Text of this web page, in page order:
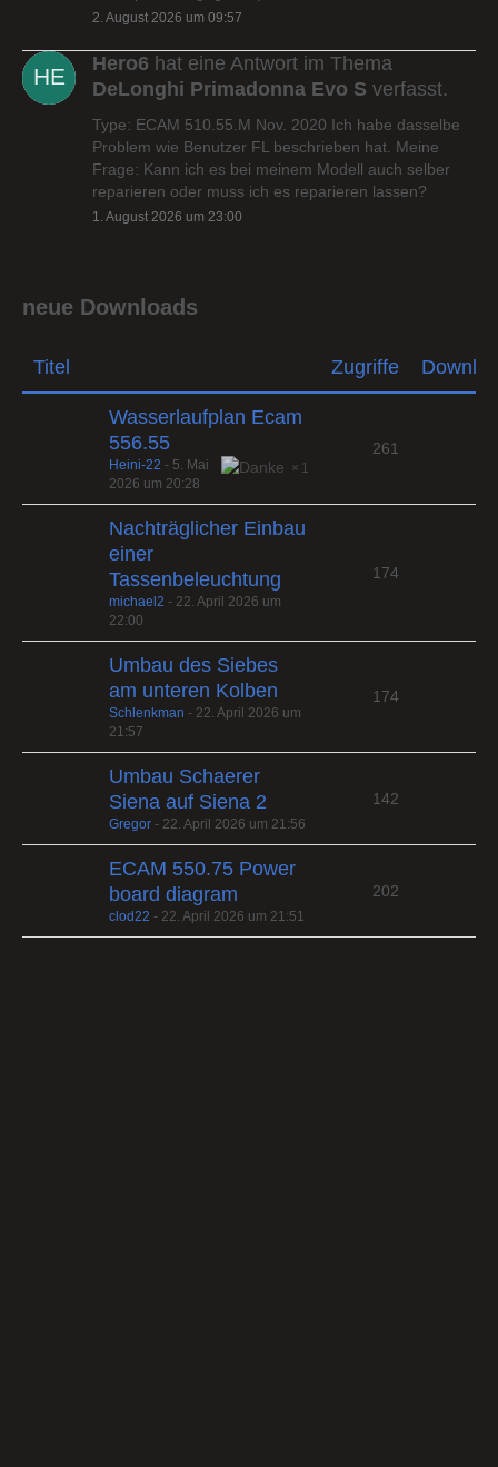
2. August 2026 um 09:57
Hero6 hat eine Antwort im Thema
DeLonghi Primadonna Evo S verfasst.
Type: ECAM 510.55.M Nov. 2020 Ich habe dasselbe
Problem wie Benutzer FL beschrieben hat. Meine
Frage: Kann ich es bei meinem Modell auch selber
reparieren oder muss ich es reparieren lassen?
1. August 2026 um 23:00
neue Downloads
Titel Zugriffe
Wasserlaufplan Ecam
556.55
1
Heini-22 - 5. Mai
2026 um 20:28
261
Nachträglicher Einbau
einer
Tassenbeleuchtung
michael2 - 22. April 2026 um
22:00
174
Umbau des Siebes
am unteren Kolben
Schlenkman - 22. April 2026 um
21:57
174
Umbau Schaerer
Siena auf Siena 2
Gregor - 22. April 2026 um 21:56
142
ECAM 550.75 Power
board diagram
clod22 - 22. April 2026 um 21:51
202